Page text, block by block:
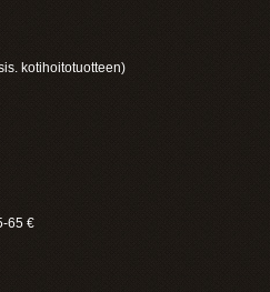
kotihoitotuotteen)
65 €